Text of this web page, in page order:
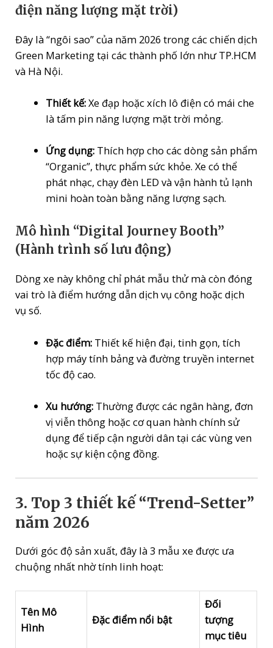
điện năng lượng mặt trời)
Đây là “ngôi sao” của năm 2026 trong các chiến dịch
Green Marketing tại các thành phố lớn như TP.HCM
và Hà Nội.
Thiết kế:Xe đạp hoặc xích lô điện có mái che
là tấm pin năng lượng mặt trời mỏng.
Ứng dụng:Thích hợp cho các dòng sản phẩm
“Organic”, thực phẩm sức khỏe. Xe có thể
phát nhạc, chạy đèn LED và vận hành tủ lạnh
mini hoàn toàn bằng năng lượng sạch.
Mô hình “Digital Journey Booth”
(Hành trình số lưu động)
Dòng xe này không chỉ phát mẫu thử mà còn đóng
vai trò là điểm hướng dẫn dịch vụ công hoặc dịch
vụ số.
Đặc điểm:Thiết kế hiện đại, tinh gọn, tích
hợp máy tính bảng và đường truyền internet
tốc độ cao.
Xu hướng:Thường được các ngân hàng, đơn
vị viễn thông hoặc cơ quan hành chính sử
dụng để tiếp cận người dân tại các vùng ven
hoặc sự kiện cộng đồng.
3. Top 3 thiết kế “Trend-Setter”
năm 2026
Dưới góc độ sản xuất, đây là 3 mẫu xe được ưa
chuộng nhất nhờ tính linh hoạt:
Tên Mô
Hình
Đặc điểm nổi bật
Đối
tượng
mục tiêu